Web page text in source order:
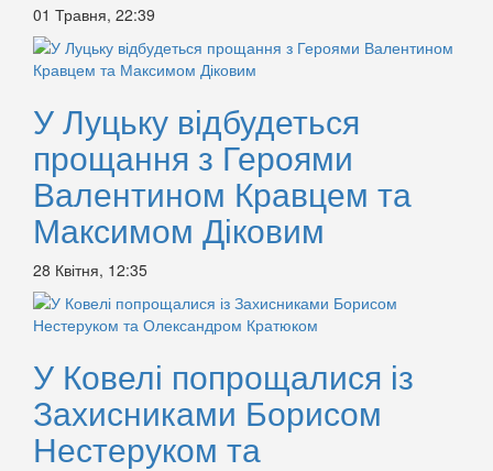
01 Травня, 22:39
У Луцьку відбудеться
прощання з Героями
Валентином Кравцем та
Максимом Діковим
28 Квітня, 12:35
У Ковелі попрощалися із
Захисниками Борисом
Нестеруком та